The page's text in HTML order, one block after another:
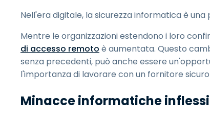
Nell'era digitale, la sicurezza informatica è
Mentre le organizzazioni estendono i loro
di accesso remoto è aumentata. Questo
senza precedenti, può anche essere
l'importanza di lavorare con un fornitore
Minacce informatiche